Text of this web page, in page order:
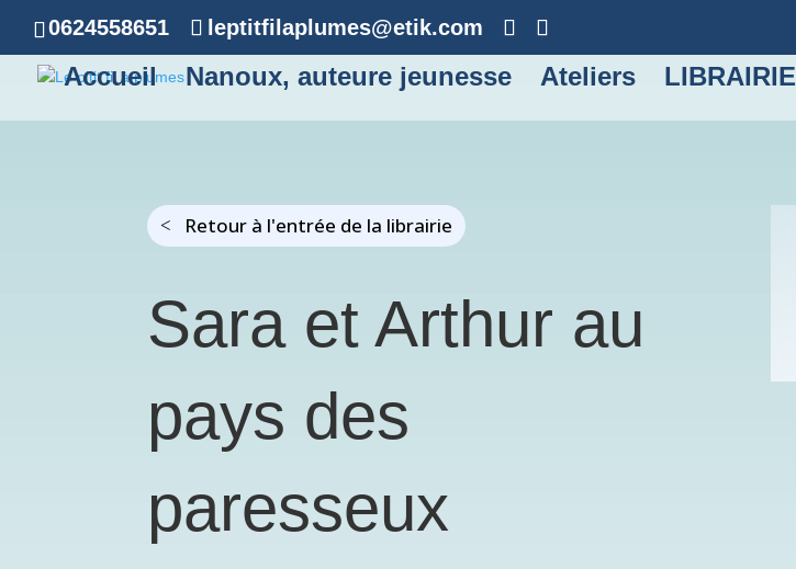
0624558651 leptitfilaplumes@etik.com
Accueil Nanoux, auteure jeunesse Ateliers LIBRAIRIE
Retour à l'entrée de la librairie
Sara et Arthur au
pays des
paresseux